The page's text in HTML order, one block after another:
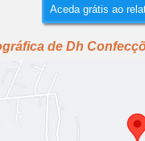
Aceda grátis ao
de Dh